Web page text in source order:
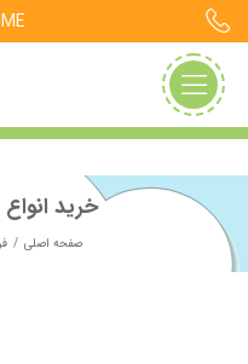
خرید
صفحه اصلی